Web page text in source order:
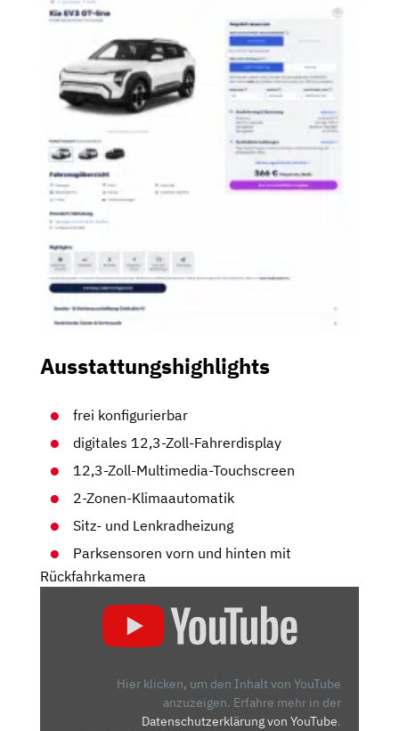
Ausstattungshighlights
frei konfigurierbar
digitales 12,3-Zoll-Fahrerdisplay
12,3-Zoll-Multimedia-Touchscreen
2-Zonen-Klimaautomatik
Sitz- und Lenkradheizung
Parksensoren vorn und hinten mit
Rückfahrkamera
Hier klicken, um den Inhalt von YouTube
anzuzeigen. Erfahre mehr in der
Datenschutzerklärung von YouTube.